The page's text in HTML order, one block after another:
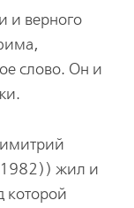
и верного
слово. Он и
жил и
которой